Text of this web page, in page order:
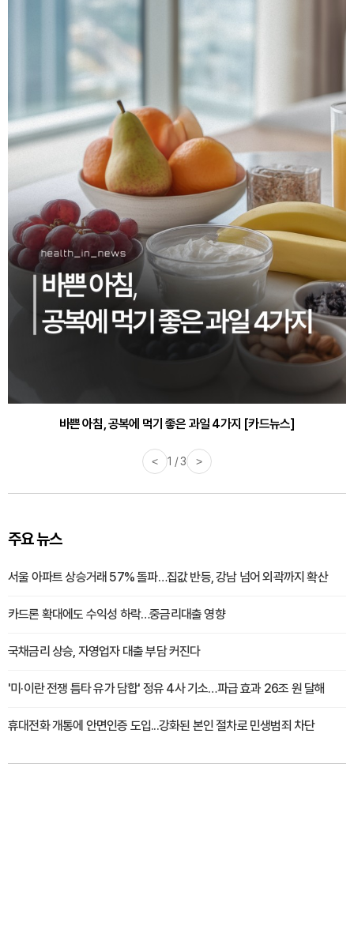
바쁜 아침, 공복에 먹기 좋은 과일 4가지 [카드뉴스]
< 1 / 3 >
주요 뉴스
서울 아파트 상승거래 57% 돌파…집값 반등, 강남 넘어 외곽까지 확산
카드론 확대에도 수익성 하락…중금리대출 영향
국채금리 상승, 자영업자 대출 부담 커진다
'미·이란 전쟁 틈타 유가 담합' 정유 4사 기소…파급 효과 26조 원 달해
휴대전화 개통에 안면인증 도입...강화된 본인 절차로 민생범죄 차단